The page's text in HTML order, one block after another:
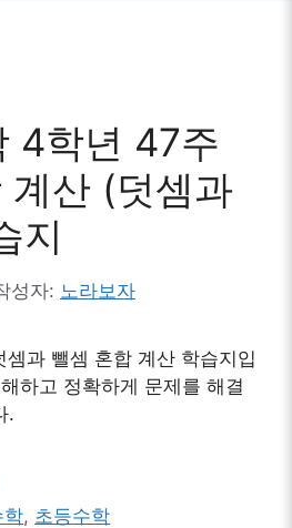
4학년 47주
계산 (덧셈과
지
성자: 노라보자
과 뺄셈 혼합 계산 학습지입
하고 정확하게 문제를 해결
.
학, 초등수학